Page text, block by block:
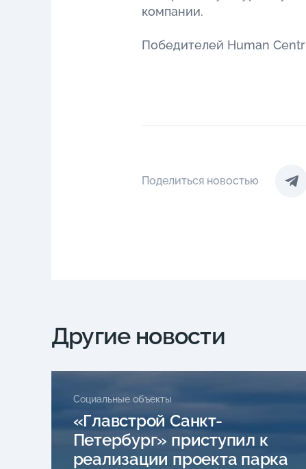
компании.
Победителей Human
Поделиться новостью
Другие новости
Социальные объекты
«Главстрой Санкт-
Петербург» приступил к
реализации проекта парка